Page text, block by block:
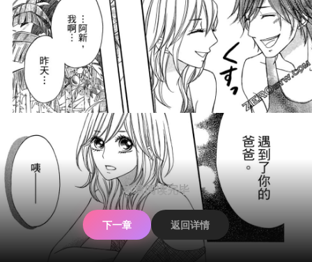
本章阅读完毕
下一章 返回详情